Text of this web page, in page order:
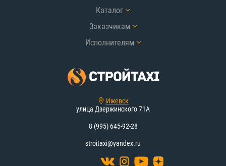
Каталог
Заказчикам
Исполнителям
Ижевск
улица Дзержинского 71А
8 (995) 645-92-28
stroitaxi@yandex.ru